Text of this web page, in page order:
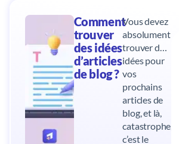
de 2025.
Mais
qu’entend-
on
réellement
par
accessibilité
numérique
? Pourquoi
est-ce
Comment
trouver
des idées
d’articles
de blog ?
Vous devez
absolument
trouver des
idées pour
vos
prochains
articles de
blog, et là,
catastrophe,
c’est le